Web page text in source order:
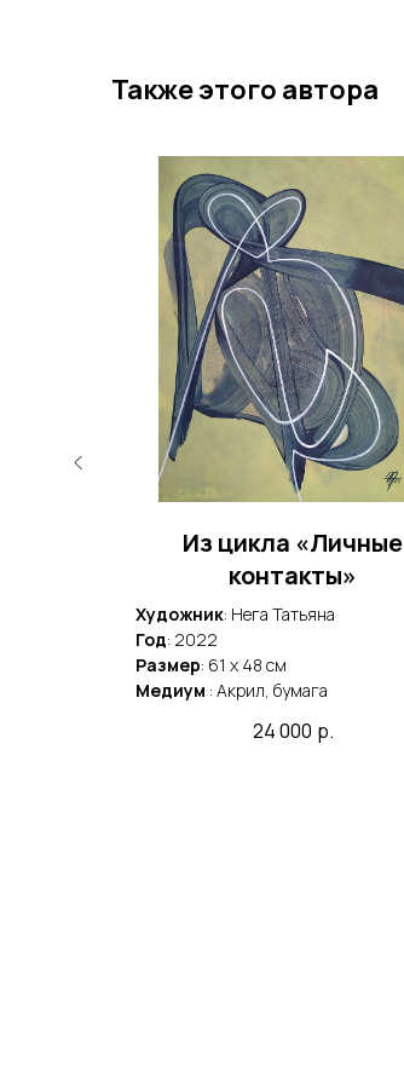
Также этого автора
Из цикла «Личные
контакты»
Художник: Нега Татьяна
Год: 2022
Размер: 61 x 48 cм
Медиум : Акрил, бумага
24 000 р.